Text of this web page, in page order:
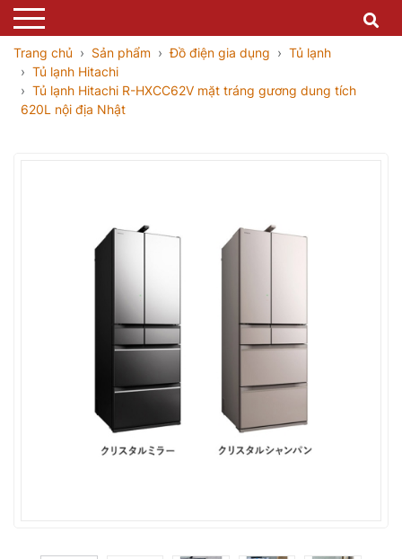
Trang chủ Sản phẩm Đồ điện gia dụng
Tủ lạnh
Tủ lạnh Hitachi
Tủ lạnh Hitachi R-HXCC62V mặt tráng gương dung tích
620L nội địa Nhật